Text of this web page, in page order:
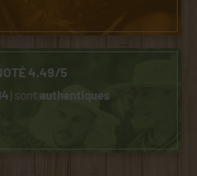
4.49/5
) sontauthentiques